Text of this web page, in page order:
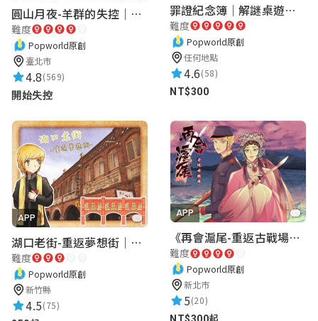
圓山月夜-羊群的失控｜圓山飯店 ARG實境解謎遊戲
難度
Popworld原創
臺北市
4.8(569)
開始失控
罪證紀念簿｜解謎桌遊｜警匪偵訊｜室內遊戲
難度
Popworld原創
任何地點
4.6(58)
NT$300
APP
湖口老街-重返夢想街｜新竹老街城市解謎
難度
Popworld原創
新竹縣
4.5(75)
APP
《再會滬尾-重返古戰場》｜淡水老街實境遊戲｜實體遊戲盒
難度
Popworld原創
新北市
5(20)